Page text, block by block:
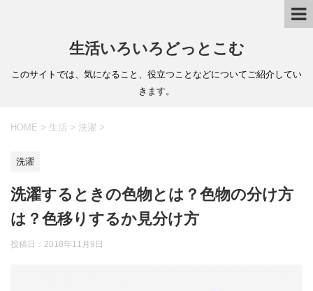
生活いろいろどっとこむ
このサイトでは、気になること、役立つことなどについてご紹介してい
きます。
HOME > 生活 > 洗濯 >
洗濯
洗濯するときの色物とは？色物の分け方
は？色移りするか見分け方
投稿日： 2018年11月9日